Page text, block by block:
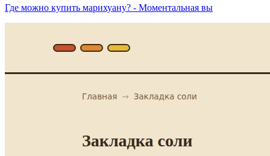
Где можно купить марихуану? - Моментальная вы